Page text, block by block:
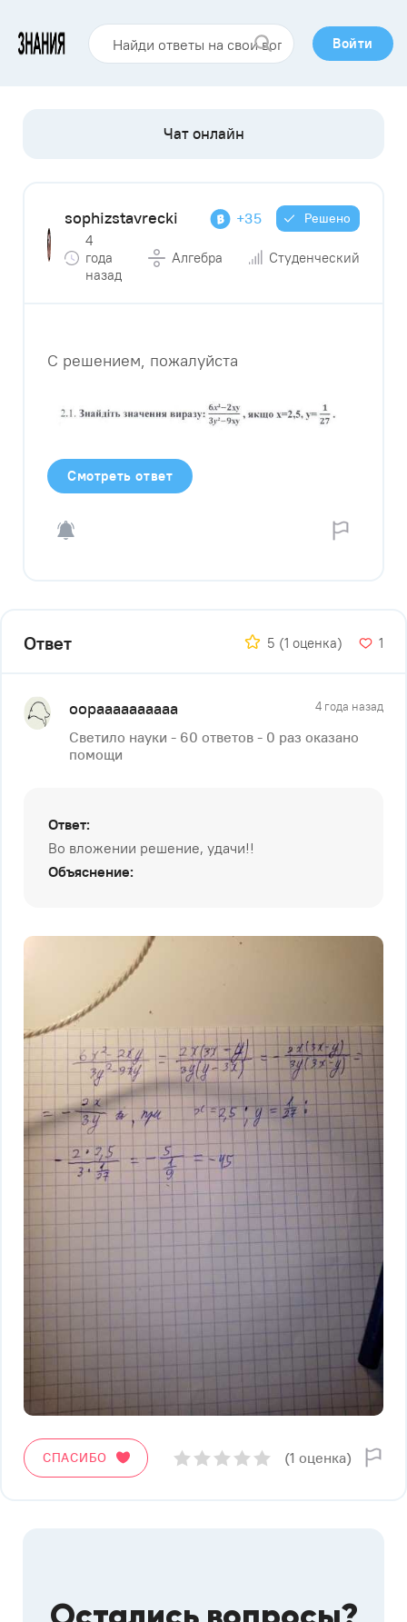
Войти
sophizstavrecki +35 Решено
4
года
назад
Алгебра Студенческий
С решением, пожалуйста
Смотреть ответ
Ответ 5 (1 оценка) 1
oopaaaaaaaaaa 4 года назад
Светило науки - 60 ответов - 0 раз оказано
помощи
Ответ:
Во вложении решение, удачи!!
Объяснение:
СПАСИБО (1 оценка)